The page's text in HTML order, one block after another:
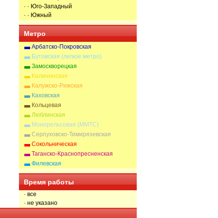
· · Юго-Западный
· · Южный
Метро
Арбатско-Покровская
Бутовская (легкое метро)
Замоскворецкая
Калининская
Калужско-Рижская
Каховская
Кольцевая
Люблинская
Монорельсовая (ММТС)
Серпуховско-Тимирязевская
Сокольническая
Таганско-Краснопресненская
Филевская
Время работы
· все
· не указано